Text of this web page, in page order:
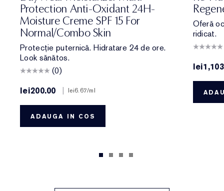
Protection Anti-Oxidant 24H-
Moisture Creme SPF 15 For
Normal/Combo Skin
Protecție puternică. Hidratare 24 de ore.
Look sănătos.
(0)
lei200.00
lei6.67/ml
ADAUGA IN COS
Oferă
ridicat.